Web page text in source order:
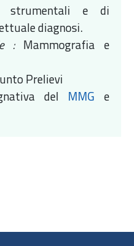
strumentali e di
diagnosi.
:Mammografia e
Prelievi
del MMG e